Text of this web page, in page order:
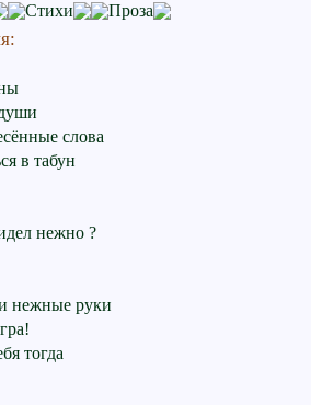
Стихи Проза
слова
в табун
нежно ?
нежные руки
тогда